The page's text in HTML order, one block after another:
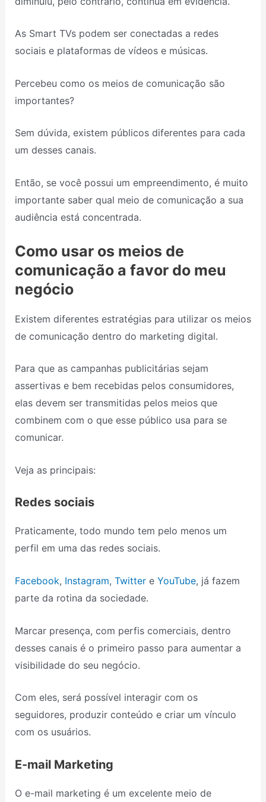
As Smart TVs podem ser conectadas a redes
sociais e plataformas de vídeos e músicas.
Percebeu como os meios de comunicação são
importantes?
Sem dúvida, existem públicos diferentes para cada
um desses canais.
Então, se você possui um empreendimento, é muito
importante saber qual meio de comunicação a sua
audiência está concentrada.
Como usar os meios de
comunicação a favor do meu
negócio
Existem diferentes estratégias para utilizar os meios
de comunicação dentro do marketing digital.
Para que as campanhas publicitárias sejam
assertivas e bem recebidas pelos consumidores,
elas devem ser transmitidas pelos meios que
combinem com o que esse público usa para se
comunicar.
Veja as principais:
Redes sociais
Praticamente, todo mundo tem pelo menos um
perfil em uma das redes sociais.
Facebook, Instagram, Twittere YouTube, já fazem
parte da rotina da sociedade.
Marcar presença, com perfis comerciais, dentro
desses canais é o primeiro passo para aumentar a
visibilidade do seu negócio.
Com eles, será possível interagir com os
seguidores, produzir conteúdo e criar um vínculo
com os usuários.
E-mail Marketing
O e-mail marketing é um excelente meio de